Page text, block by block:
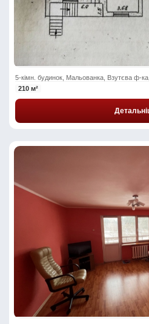
5-кімн. будинок, Мальованка, Взутєва ф-
210 м²